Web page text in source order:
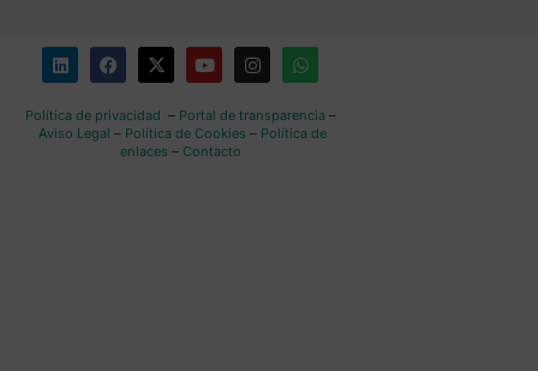
Política de privacidad – Portal de transparencia–
Aviso Legal – Política de Cookies – Política de
enlaces – Contacto